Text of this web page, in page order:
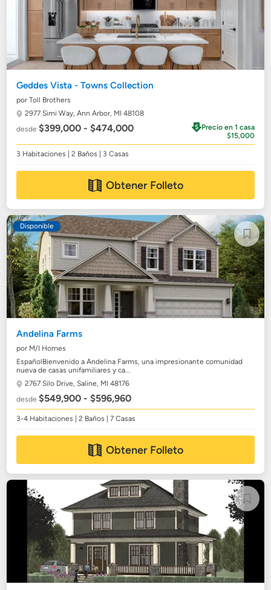
Geddes Vista - Towns Collection
por Toll Brothers
2977 Simi Way,Ann Arbor, MI 48108
desde$399,000 - $474,000
Precio en 1 casa
$15,000
3 Habitaciones | 2 Baños | 3 Casas
Obtener Folleto
Disponible
Andelina Farms
por M/I Homes
EspañolBienvenido a Andelina Farms, una impresionante comunidad
nueva de casas unifamiliares y ca...
2767 Silo Drive,Saline, MI 48176
desde$549,900 - $596,960
3-4 Habitaciones | 2 Baños | 7 Casas
Obtener Folleto